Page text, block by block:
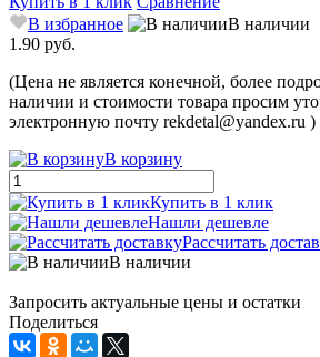
В избранное
В наличии
1.90 руб.
(Цена не является конечной, более
наличии и стоимости товара просим
электронную почту rekdetal@yandex.ru )
В корзину
Купить в 1 клик
Нашли дешевле
Рассчитать
В наличии
Запросить актуальные цены и остатки
Поделиться